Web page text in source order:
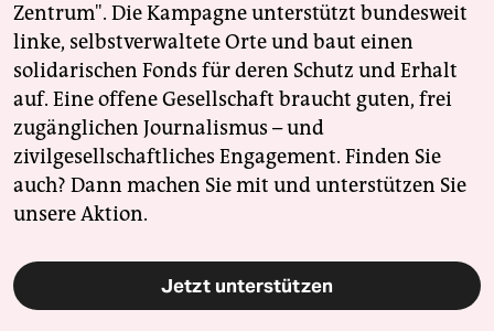
Zentrum". Die Kampagne unterstützt bundesweit
linke, selbstverwaltete Orte und baut einen
solidarischen Fonds für deren Schutz und Erhalt
auf. Eine offene Gesellschaft braucht guten, frei
zugänglichen Journalismus – und
zivilgesellschaftliches Engagement. Finden Sie
auch? Dann machen Sie mit und unterstützen Sie
unsere Aktion.
Jetzt unterstützen